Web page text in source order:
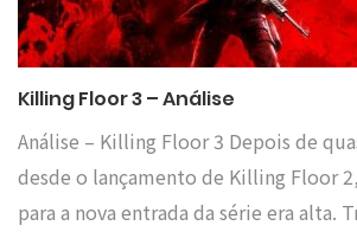
Killing Floor 3 – Análise
Análise – Killing Floor 3 Depois de
desde o lançamento de Killing Floor
para a nova entrada da série era alta.